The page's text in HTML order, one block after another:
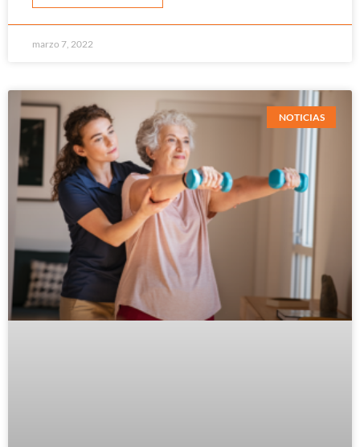
marzo 7, 2022
NOTICIAS